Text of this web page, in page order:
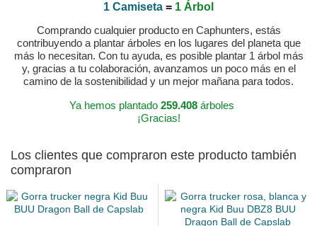
1 Camiseta = 1 Árbol
Comprando cualquier producto en Caphunters, estás
contribuyendo a plantar árboles en los lugares del planeta que
más lo necesitan. Con tu ayuda, es posible plantar 1 árbol más
y, gracias a tu colaboración, avanzamos un poco más en el
camino de la sostenibilidad y un mejor mañana para todos.
Ya hemos plantado 259.408 árboles
¡Gracias!
Los clientes que compraron este producto también
compraron